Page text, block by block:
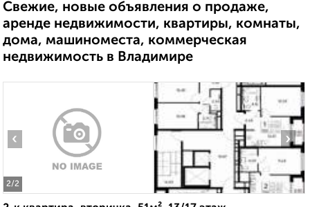
Свежие, новые объявления о продаже,
аренде недвижимости, квартиры, комнаты,
дома, машиноместа, коммерческая
недвижимость в Владимире
2/2
‹ ›